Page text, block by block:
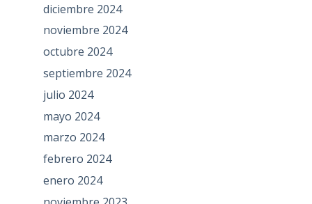
diciembre 2024
noviembre 2024
octubre 2024
septiembre 2024
julio 2024
mayo 2024
marzo 2024
febrero 2024
enero 2024